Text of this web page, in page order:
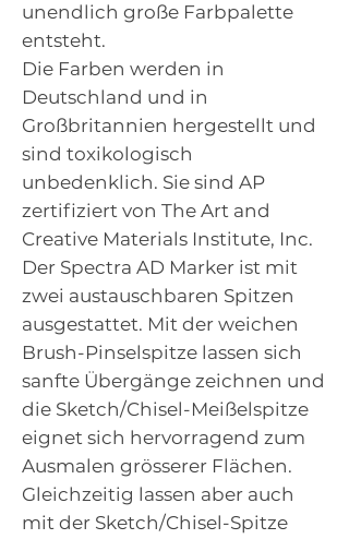
unendlich große Farbpalette
entsteht.
Die Farben werden in
Deutschland und in
Großbritannien hergestellt und
sind toxikologisch
unbedenklich. Sie sind AP
zertifiziert von The Art and
Creative Materials Institute, Inc.
Der Spectra AD Marker ist mit
zwei austauschbaren Spitzen
ausgestattet. Mit der weichen
Brush-Pinselspitze lassen sich
sanfte Übergänge zeichnen und
die Sketch/Chisel-Meißelspitze
eignet sich hervorragend zum
Ausmalen grösserer Flächen.
Gleichzeitig lassen aber auch
mit der Sketch/Chisel-Spitze